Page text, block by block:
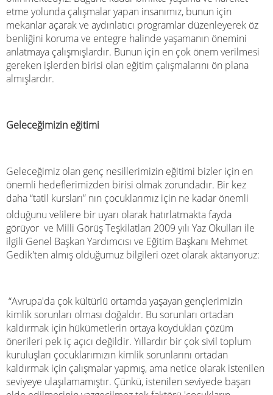
etme yolunda çalışmalar yapan insanımız, bunun için
mekanlar açarak ve aydınlatıcı programlar düzenleyerek öz
benliğini koruma ve entegre halinde yaşamanın önemini
anlatmaya çalışmışlardır. Bunun için en çok önem verilmesi
gereken işlerden birisi olan eğitim çalışmalarını ön plana
almışlardır.
Geleceğimizin eğitimi
Geleceğimiz olan genç nesillerimizin eğitimi bizler için en
önemli hedeflerimizden birisi olmak zorundadır. Bir kez
daha “tatil kursları” nın çocuklarımız için ne kadar önemli
olduğunu velilere bir uyarı olarak hatırlatmakta fayda
görüyor ve Milli Görüş Teşkilatları 2009 yılı Yaz Okulları ile
ilgili Genel Başkan Yardımcısı ve Eğitim Başkanı Mehmet
Gedik'ten almış olduğumuz bilgileri özet olarak aktarıyoruz:
“Avrupa'da çok kültürlü ortamda yaşayan gençlerimizin
kimlik sorunları olması doğaldır. Bu sorunları ortadan
kaldırmak için hükümetlerin ortaya koydukları çözüm
önerileri pek iç açıcı değildir. Yıllardır bir çok sivil toplum
kuruluşları çocuklarımızın kimlik sorunlarını ortadan
kaldırmak için çalışmalar yapmış, ama netice olarak istenilen
seviyeye ulaşılamamıştır. Çünkü, istenilen seviyede başarı